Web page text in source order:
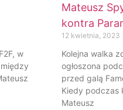
w
Mateusz
kontra
12 kwietnia, 2023
Kolejna walka
ogłoszona
przed galą
Kiedy podczas
Mateusz